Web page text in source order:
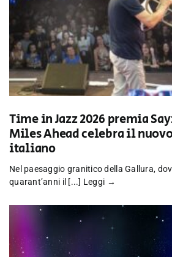
Time in Jazz 2026 premia
Miles Ahead celebra il
italiano
Nel paesaggio granitico della Gallura,
quarant’anni il [...] Leggi →